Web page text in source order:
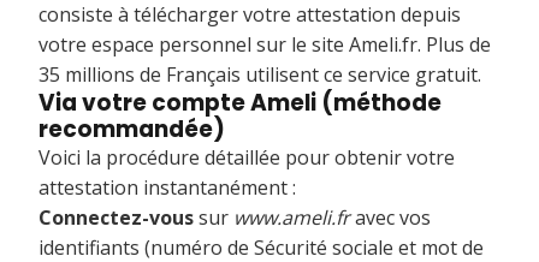
consiste à télécharger votre attestation depuis
votre espace personnel sur le site Ameli.fr. Plus de
35 millions de Français utilisent ce service gratuit.
Via votre compte Ameli (méthode
recommandée)
Voici la procédure détaillée pour obtenir votre
attestation instantanément :
Connectez-voussur www.ameli.fravec vos
identifiants (numéro de Sécurité sociale et mot de